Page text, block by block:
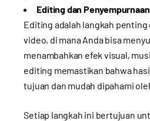
Editing dan Penyempurnaan
Editing adalah langkah penting
video, di mana Anda bisa
menambahkan efek visual,
editing memastikan bahwa
tujuan dan mudah dipahami
Setiap langkah ini bertujuan